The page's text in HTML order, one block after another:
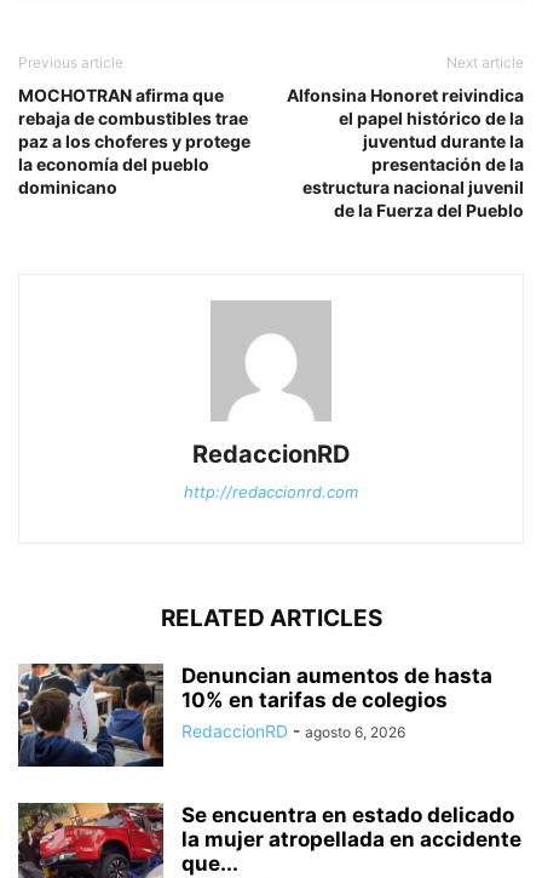
Previous article
MOCHOTRAN afirma que
rebaja de combustibles trae
paz a los choferes y protege
la economía del pueblo
dominicano
Next article
Alfonsina Honoret reivindica
el papel histórico de la
juventud durante la
presentación de la
estructura nacional juvenil
de la Fuerza del Pueblo
RedaccionRD
http://redaccionrd.com
RELATED ARTICLES
Denuncian aumentos de hasta
10% en tarifas de colegios
RedaccionRD - agosto 6, 2026
Se encuentra en estado delicado
la mujer atropellada en accidente
que...